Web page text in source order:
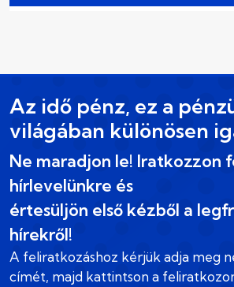
Az idő pénz, ez a
világában különösen
Ne maradjon le! Iratkozzon
hírlevelünkre és
értesüljön első kézből a
hírekről!
A feliratkozáshoz kérjük adja meg
címét, majd kattintson a